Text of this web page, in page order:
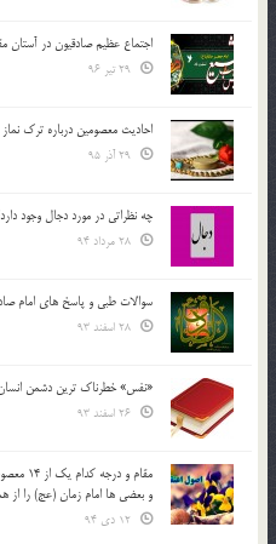
اجتماع عظیم صادقیون در آستان
احادیث معصومین درباره ترک
چه نظراتی در مورد دجال وجود
سوالات طبی و پاسخ های امام
«نفس» خطرناک ترین دشمن
مقام و
و بعضي ها امام زمان (عج) را از